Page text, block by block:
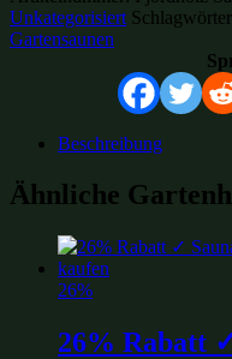
Unkategorisiert
Gartensaunen
Beschreibung
Ähnliche
26%
26% Rabatt